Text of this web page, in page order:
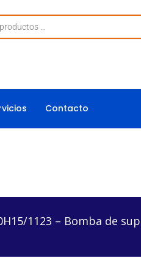
Contacto
1123 – Bomba de